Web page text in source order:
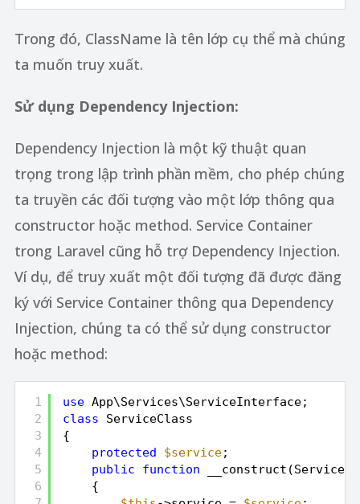
Trong đó, ClassName là tên lớp cụ thể mà chúng
ta muốn truy xuất.
Sử dụng Dependency Injection:
Dependency Injection là một kỹ thuật quan
trọng trong lập trình phần mềm, cho phép chúng
ta truyền các đối tượng vào một lớp thông qua
constructor hoặc method. Service Container
trong Laravel cũng hỗ trợ Dependency Injection.
Ví dụ, để truy xuất một đối tượng đã được đăng
ký với Service Container thông qua Dependency
Injection, chúng ta có thể sử dụng constructor
hoặc method:
1
2
3
4
5
6
use App\Services\ServiceInterface;
class
ServiceClass
{
protected
$service;
public
function
{